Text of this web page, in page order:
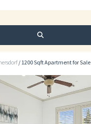
Suchen
/ 1200 Sqft Apartment for Sale